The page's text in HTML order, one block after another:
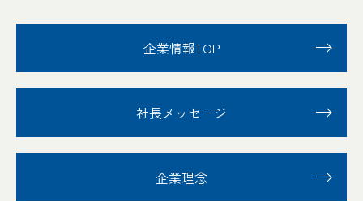
企業情報TOP
社長メッセージ
企業理念